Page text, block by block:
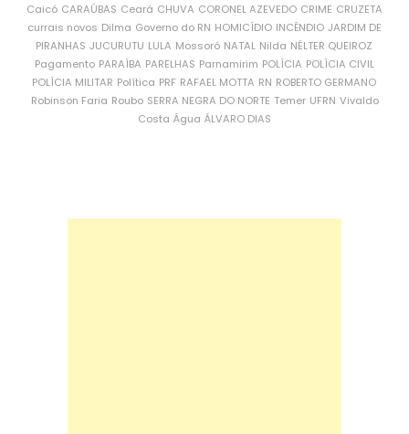
Caicó CARAÚBAS Ceará CHUVA CORONEL AZEVEDO CRIME CRUZETA
currais novos Dilma Governo do RN HOMICÍDIO INCÊNDIO JARDIM DE
PIRANHAS JUCURUTU LULA Mossoró NATAL Nilda NÉLTER QUEIROZ
Pagamento PARAÍBA PARELHAS Parnamirim POLÍCIA POLÍCIA CIVIL
POLÍCIA MILITAR Política PRF RAFAEL MOTTA RN ROBERTO GERMANO
Robinson Faria Roubo SERRA NEGRA DO NORTE Temer UFRN Vivaldo
Costa Água ÁLVARO DIAS